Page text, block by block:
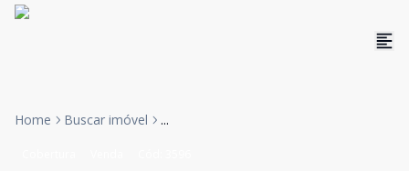
Home Buscar imóvel ...